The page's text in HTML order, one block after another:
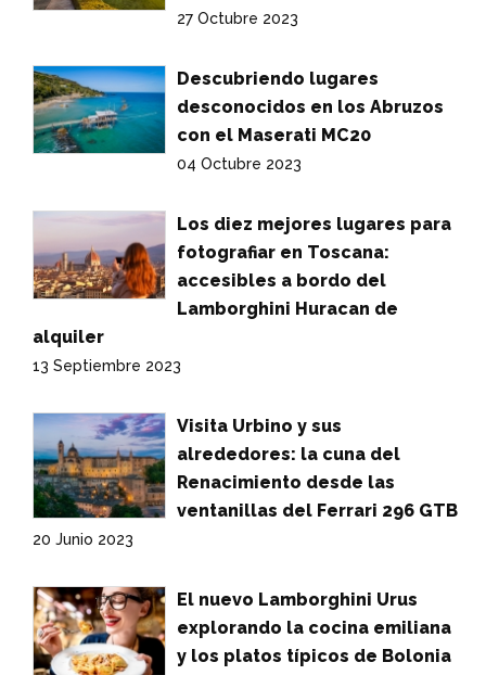
27 Octubre 2023
Descubriendo lugares
desconocidos en los Abruzos
con el Maserati MC20
04 Octubre 2023
Los diez mejores lugares para
fotografiar en Toscana:
accesibles a bordo del
Lamborghini Huracan de
alquiler
13 Septiembre 2023
Visita Urbino y sus
alrededores: la cuna del
Renacimiento desde las
ventanillas del Ferrari 296 GTB
20 Junio 2023
El nuevo Lamborghini Urus
explorando la cocina emiliana
y los platos típicos de Bolonia